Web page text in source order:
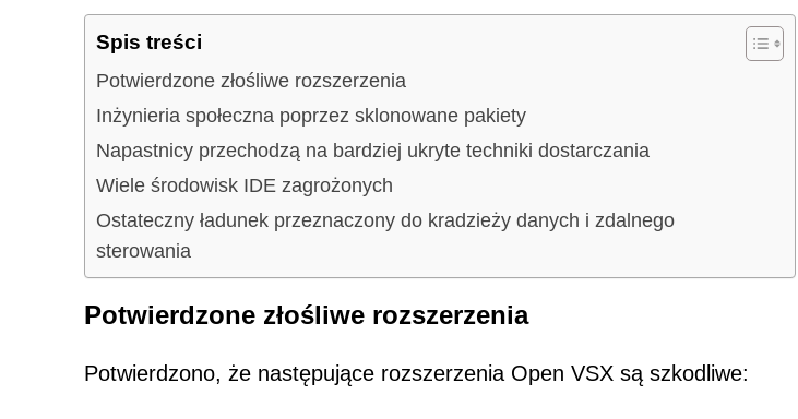
Spis treści
Potwierdzone złośliwe rozszerzenia
Inżynieria społeczna poprzez sklonowane pakiety
Napastnicy przechodzą na bardziej ukryte techniki dostarczania
Wiele środowisk IDE zagrożonych
Ostateczny ładunek przeznaczony do kradzieży danych i zdalnego
sterowania
Potwierdzone złośliwe rozszerzenia
Potwierdzono, że następujące rozszerzenia Open VSX są szkodliwe: